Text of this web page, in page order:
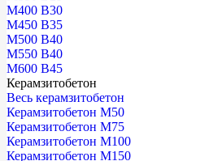
М400 В30
М450 В35
М500 В40
М550 В40
М600 В45
Керамзитобетон
Весь керамзитобетон
Керамзитобетон М50
Керамзитобетон М75
Керамзитобетон М100
Керамзитобетон М150